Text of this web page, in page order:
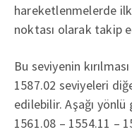
hareketlenmelerde
noktası olarak takip
Bu seviyenin
1587.02 seviyeleri
edilebilir. Aşağı yönlü
1561.08 – 1554.11 –